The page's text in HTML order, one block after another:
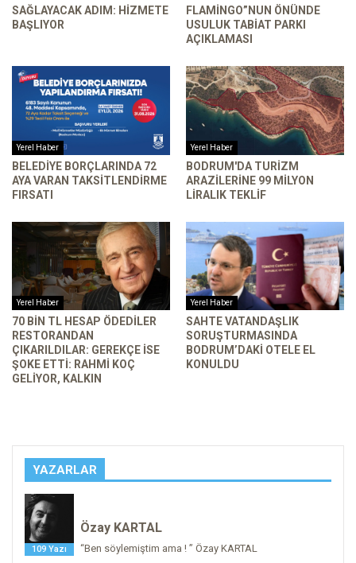
SAĞLAYACAK ADIM: HIZMETE
BAŞLIYOR
FLAMINGO”NUN ÖNÜNDE
USULUK TABIAT PARKI
AÇIKLAMASI
Yerel Haber
BELEDIYE BORÇLARINDA 72
AYA VARAN TAKSITLENDIRME
FIRSATI
Yerel Haber
BODRUM'DA TURIZM
ARAZILERINE 99 MILYON
LIRALIK TEKLIF
Yerel Haber
70 BIN TL HESAP ÖDEDILER
RESTORANDAN
ÇIKARILDILAR: GEREKÇE ISE
ŞOKE ETTI: RAHMI KOÇ
GELIYOR, KALKIN
Yerel Haber
SAHTE VATANDAŞLIK
SORUŞTURMASINDA
BODRUM’DAKI OTELE EL
KONULDU
YAZARLAR
109 Yazı
Özay KARTAL
“Ben söylemiştim ama ! ” Özay KARTAL